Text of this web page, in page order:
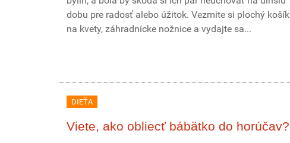
dobu pre radosť alebo úžitok. Vezmite si plochý košík
na kvety, záhradnícke nožnice a vydajte sa...
DIEŤA
Viete, ako obliecť bábätko do horúčav?